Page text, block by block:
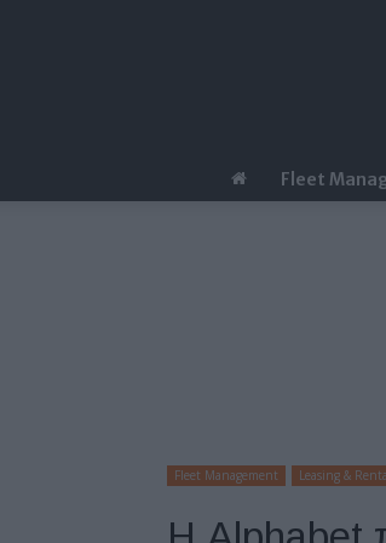
Fleet
Fleet Management Leasing &